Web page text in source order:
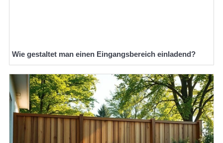
Wie gestaltet man einen Eingangsbereich einladend?